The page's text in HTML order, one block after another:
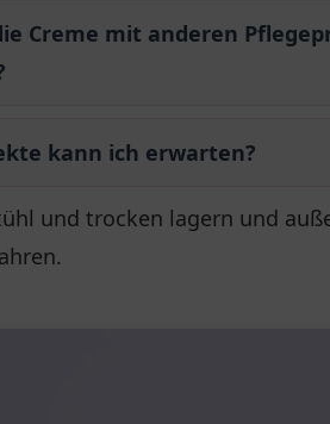
Creme mit anderen
kann ich erwarten?
und trocken lagern und